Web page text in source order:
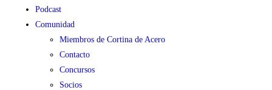
Podcast
Comunidad
Miembros de Cortina de Acero
Contacto
Concursos
Socios